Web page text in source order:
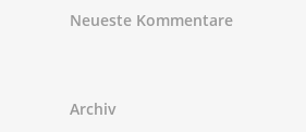
Neueste Kommentare
Archiv